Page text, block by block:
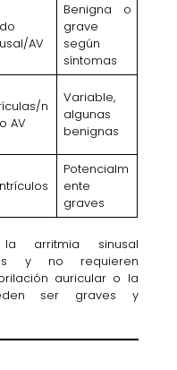
AV
Benigna o
grave
según
síntomas
n
AV
Variable,
algunas
benignas
Potencialm
ente
graves
arritmia sinusal
y no requieren
auricular o la
ser graves y